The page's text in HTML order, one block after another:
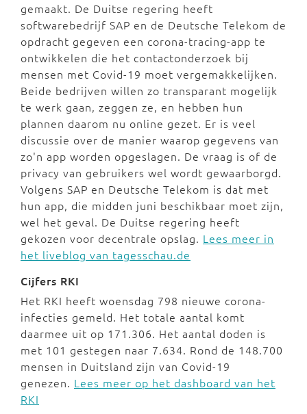
gemaakt. De Duitse regering heeft
softwarebedrijf SAP en de Deutsche Telekom de
opdracht gegeven een corona-tracing-app te
ontwikkelen die het contactonderzoek bij
mensen met Covid-19 moet vergemakkelijken.
Beide bedrijven willen zo transparant mogelijk
te werk gaan, zeggen ze, en hebben hun
plannen daarom nu online gezet. Er is veel
discussie over de manier waarop gegevens van
zo'n app worden opgeslagen. De vraag is of de
privacy van gebruikers wel wordt gewaarborgd.
Volgens SAP en Deutsche Telekom is dat met
hun app, die midden juni beschikbaar moet zijn,
wel het geval. De Duitse regering heeft
gekozen voor decentrale opslag. Lees meer in
het liveblog van tagesschau.de
Cijfers RKI
Het RKI heeft woensdag 798 nieuwe corona-
infecties gemeld. Het totale aantal komt
daarmee uit op 171.306. Het aantal doden is
met 101 gestegen naar 7.634. Rond de 148.700
mensen in Duitsland zijn van Covid-19
genezen. Lees meer op het dashboard van het
RKI